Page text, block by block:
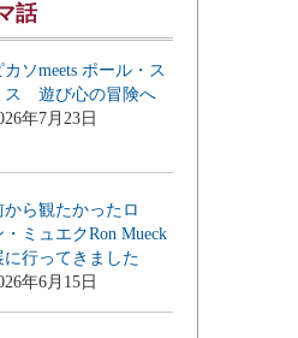
話
カソmeets ポール・ス
ス 遊び心の冒険へ
年7月23日
から観たかったロ
・ミュエクRon Mueck
に行ってきました
年6月15日